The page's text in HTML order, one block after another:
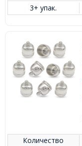
3+ упак.
Количество